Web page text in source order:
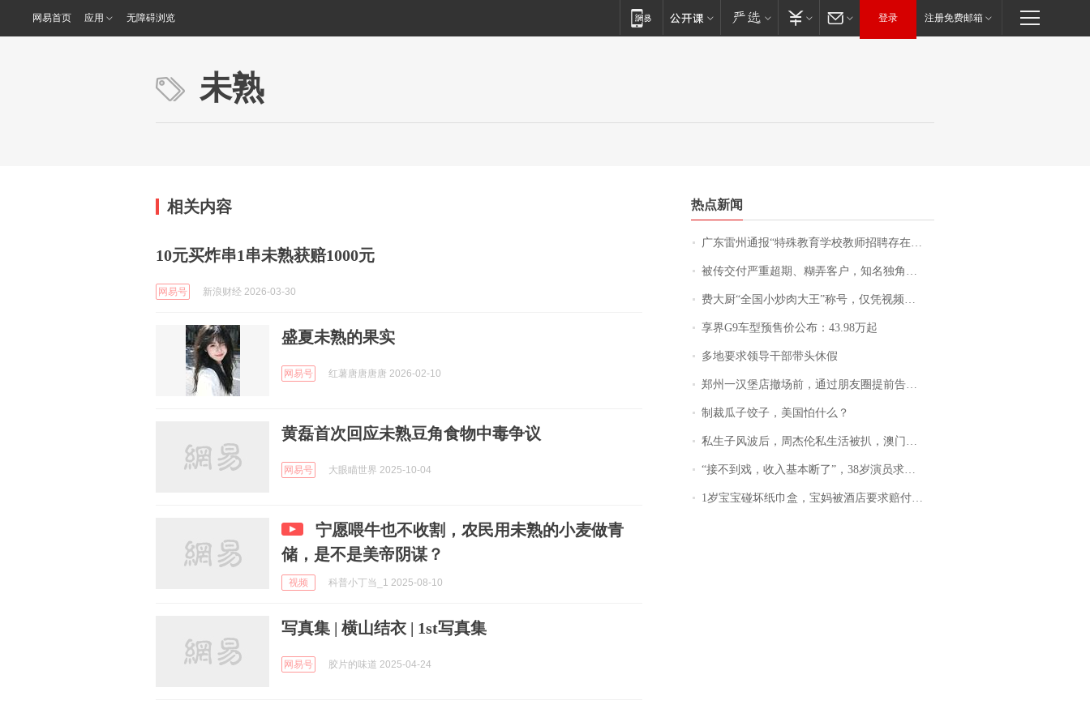
网易首页 应用 无障碍浏览 登录 注册免费邮箱
未熟
相关内容
10元买炸串1串未熟获赔1000元 ​​​
网易号 新浪财经 2026-03-30
盛夏未熟的果实
网易号 红薯唐唐唐唐 2026-02-10
黄磊首次回应未熟豆角食物中毒争议
网易号 大眼瞄世界 2025-10-04
宁愿喂牛也不收割，农民用未熟的小麦做青
储，是不是美帝阴谋？
视频 科普小丁当_1 2025-08-10
写真集 | 横山结衣 | 1st写真集
网易号 胶片的味道 2025-04-24
热点新闻
广东雷州通报“特殊教育学校教师招聘存在违规行为”：已启动问责程序 副校长被停职
被传交付严重超期、糊弄客户，知名独角兽车企创始人回应：都没证据，将依法采取措施，“本人长期与美国交管局保持沟通，对方表示肯定”
费大厨“全国小炒肉大王”称号，仅凭视频评出？中国烹饪协会回应
享界G9车型预售价公布：43.98万起
多地要求领导干部带头休假
郑州一汉堡店撤场前，通过朋友圈提前告知逐一退费，有顾客仅剩1元也全被退回，分文不少；顾客：言而有信，让人感动
制裁瓜子饺子，美国怕什么？
私生子风波后，周杰伦私生活被扒，澳门输10亿传闻早已经水落石出
“接不到戏，收入基本断了”，38岁演员求职景区NPC：工作量断崖式下跌，留给我试错的时间不多了
1岁宝宝碰坏纸巾盒，宝妈被酒店要求赔付924元！三亚一酒店回复：骨瓷定制！网友一查价格，吵翻了